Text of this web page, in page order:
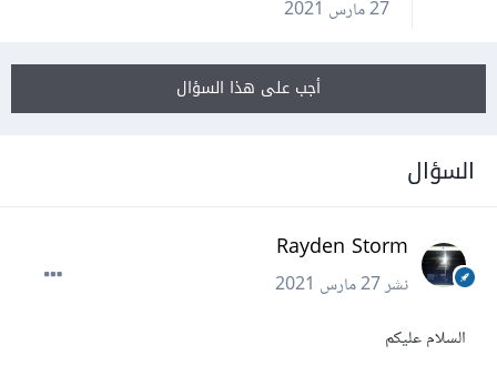
27 مارس 2021
أجب على هذا السؤال
السؤال
Rayden Storm
نشر27 مارس 2021
السلام عليكم